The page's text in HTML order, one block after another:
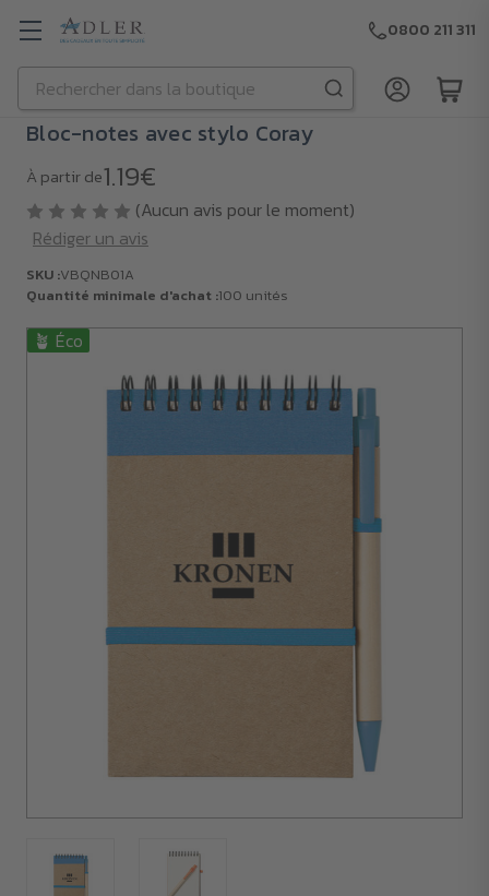
Passer au contenu principal
Rechercher
0800 211 311
🪴 Éco
Bloc-notes avec stylo Coray
À partir de1.19€
(Aucun avis pour le moment)
Rédiger un avis
SKU :VBQNB01A
Quantité minimale d'achat :100 unités
SKU :